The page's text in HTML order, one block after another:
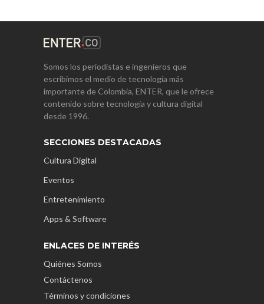
Somos los periodistas e ingenieros que
escribimos el medio de tecnología más
importante de Colombia, ENTER, que le ofrece
contenido sobre tecnología y cultura digital
desde 1996.
SECCIONES DESTACADAS
Cultura Digital
Eventos
Entretenimiento
Apps & Software
ENLACES DE INTERÉS
Quiénes Somos
Contáctenos
Términos y condiciones